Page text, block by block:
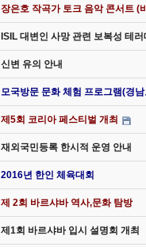
장은호 작곡가 토크 음악 콘서트 (
ISIL 대변인 사망 관련 보복성 테
신변 유의 안내
모국방문 문화 체험 프로그램(경
제5회 코리아 페스티벌 개최
재외국민등록 한시적 운영 안내
2016년 한인 체육대회
제 2회 바르샤바 역사,문화 탐방
제1회 바르샤바 입시 설명회 개최